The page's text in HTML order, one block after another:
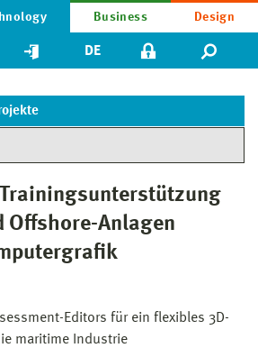
Business Design
DE
Offshore-Anlagen
Editors für ein flexibles 3D-
maritime Industrie